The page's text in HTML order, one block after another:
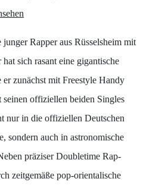
Rapper aus Rüsselsheim mit
sich rasant eine gigantische
er zunächst mit Freestyle Handy
offiziellen beiden Singles
nur in die offiziellen Deutschen
sondern auch in astronomische
präziser Doubletime Rap-
zeitgemäße pop-orientalische